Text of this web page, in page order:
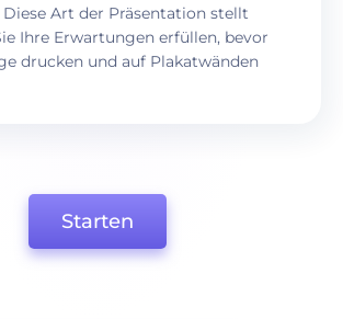
Diese Art der Präsentation stellt
Ihre Erwartungen erfüllen, bevor
drucken und auf Plakatwänden
Starten